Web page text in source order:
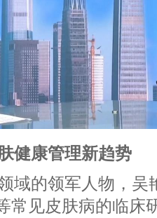
健康管理新趋势
域的领军人物，吴
常见皮肤病的临床